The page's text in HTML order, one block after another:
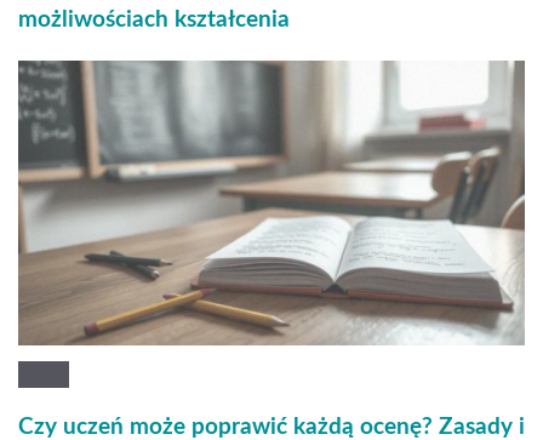
możliwościach kształcenia
Czy uczeń może poprawić każdą ocenę? Zasady i